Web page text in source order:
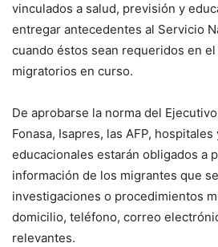
vinculados a salud, previsión y
entregar antecedentes al Servicio
cuando éstos sean requeridos en
migratorios en curso.
De aprobarse la norma del
Fonasa, Isapres, las AFP,
educacionales estarán obligados a
información de los migrantes que
investigaciones o procedimientos
domicilio, teléfono, correo
relevantes.